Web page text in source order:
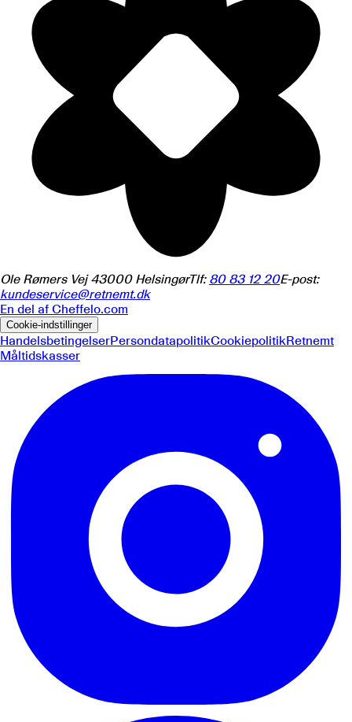
Ole Rømers Vej 43000 HelsingørTlf: 80 83 12 20E-post:
kundeservice@retnemt.dk
En del af Cheffelo.com
Cookie-indstillinger
HandelsbetingelserPersondatapolitikCookiepolitikRetnemt
Måltidskasser